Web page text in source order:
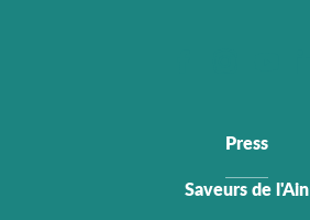
Press
Saveurs de l'Ain